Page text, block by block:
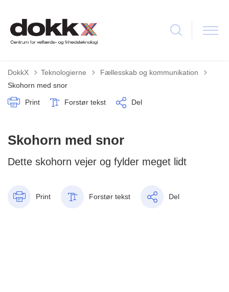
DokkX Teknologierne Tilbage til
Fællesskab og kommunikation
Skohorn med snor
Print Forstør tekst Del
Skohorn med snor
Dette skohorn vejer og fylder meget lidt
Print Forstør tekst Del